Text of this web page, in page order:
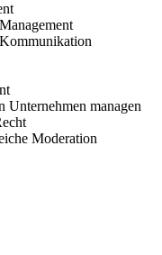
managen
Moderation